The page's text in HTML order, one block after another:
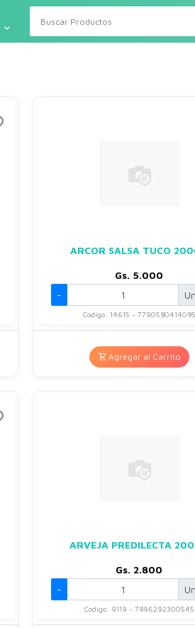
ARCOR SALSA TUCO
Gs. 5.000
-
Codigo: 14615 - 7790580414085
Agregar al Carrito
ARVEJA PREDILECTA
Gs. 2.800
-
Codigo: 9119 - 7896292300545